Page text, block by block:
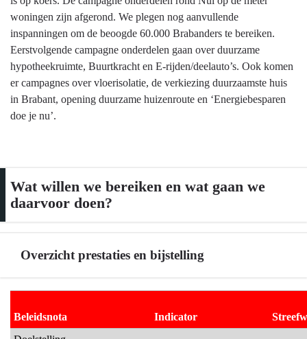
woningen zijn afgerond. We plegen nog aanvullende
inspanningen om de beoogde 60.000 Brabanders te bereiken.
Eerstvolgende campagne onderdelen gaan over duurzame
hypotheekruimte, Buurtkracht en E-rijden/deelauto’s. Ook komen
er campagnes over vloerisolatie, de verkiezing duurzaamste huis
in Brabant, opening duurzame huizenroute en ‘Energiebesparen
doe je nu’.
Wat willen we bereiken en wat gaan we
daarvoor doen?
Overzicht prestaties en bijstelling
naar
navigatie
Beleidsnota Indicator